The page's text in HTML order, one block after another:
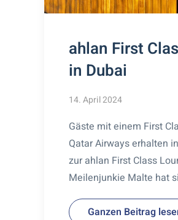
ahlan First
in Dubai
14. April 2024
Gäste mit einem First
Qatar Airways erhalten
zur ahlan First Class
Meilenjunkie Malte hat
Ganzen Beitrag